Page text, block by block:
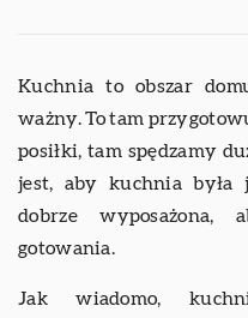
Kuchnia to obszar
ważny. To tam
posiłki, tam spędzamy
jest, aby kuchnia była
dobrze wyposażona,
gotowania.
Jak wiadomo,